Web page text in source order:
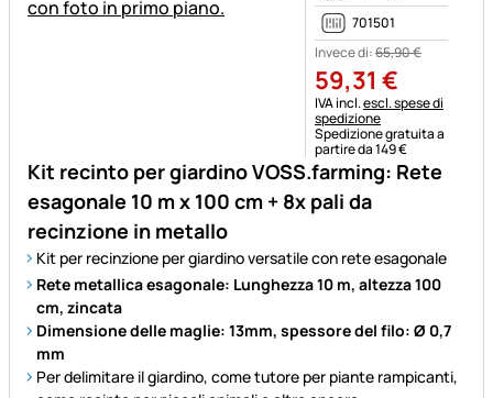
Kit recinto per giardino VOSS.farming: Rete
esagonale 10 m x 100 cm + 8x pali da
recinzione in metallo
Kit per recinzione per giardino versatile con rete esagonale
Rete metallica esagonale: Lunghezza 10 m, altezza 100
cm, zincata
Dimensione delle maglie: 13mm, spessore del filo: Ø 0,7
mm
Per delimitare il giardino, come tutore per piante rampicanti,
701501
Invece di:65,90€
59,31 €
Informazioni fiscali:
IVA incl.escl. spese di
spedizione
Spedizione gratuita a
partire da 149 €